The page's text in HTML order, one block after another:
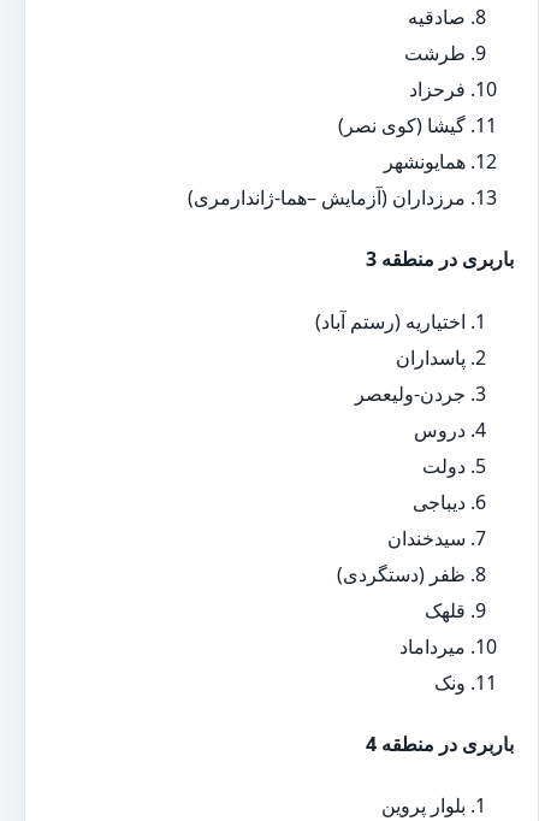
صادقیه
طرشت
فرحزاد
گیشا (کوی نصر)
همایونشهر
مرزداران (آزمایش –هما-ژاندارمری)
باربری در منطقه 3
اختیاریه (رستم آباد)
پاسداران
جردن-ولیعصر
دروس
دولت
دیباجی
سیدخندان
ظفر (دستگردی)
قلهک
میرداماد
ونک
باربری در منطقه 4
بلوار پروین